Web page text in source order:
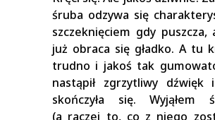
śruba odzywa się
szczeknięciem gdy puszcza,
już obraca się gładko. A tu
trudno i jakoś tak
nastąpił zgrzytliwy dźwięk
skończyła się. Wyjąłem
(a raczej to, co z niego